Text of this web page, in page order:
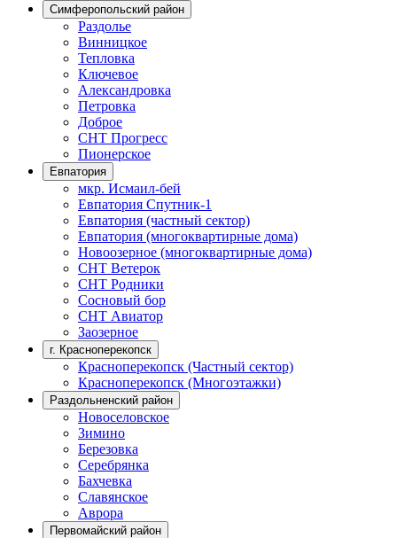
Симферопольский район
Раздолье
Винницкое
Тепловка
Ключевое
Александровка
Петровка
Доброе
СНТ Прогресс
Пионерское
Евпатория
мкр. Исмаил-бей
Евпатория Спутник-1
Евпатория (частный сектор)
Евпатория (многоквартирные дома)
Новоозерное (многоквартирные дома)
СНТ Ветерок
СНТ Родники
Сосновый бор
СНТ Авиатор
Заозерное
г. Красноперекопск
Красноперекопск (Частный сектор)
Красноперекопск (Многоэтажки)
Раздольненский район
Новоселовское
Зимино
Березовка
Серебрянка
Бахчевка
Славянское
Аврора
Первомайский район